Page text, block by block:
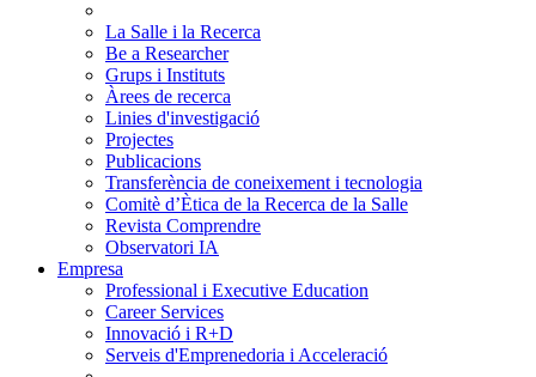
La Salle i la Recerca
Be a Researcher
Grups i Instituts
Àrees de recerca
Linies d'investigació
Projectes
Publicacions
Transferència de coneixement i tecnologia
Comitè d’Ètica de la Recerca de la Salle
Revista Comprendre
Observatori IA
Empresa
Professional i Executive Education
Career Services
Innovació i R+D
Serveis d'Emprenedoria i Acceleració